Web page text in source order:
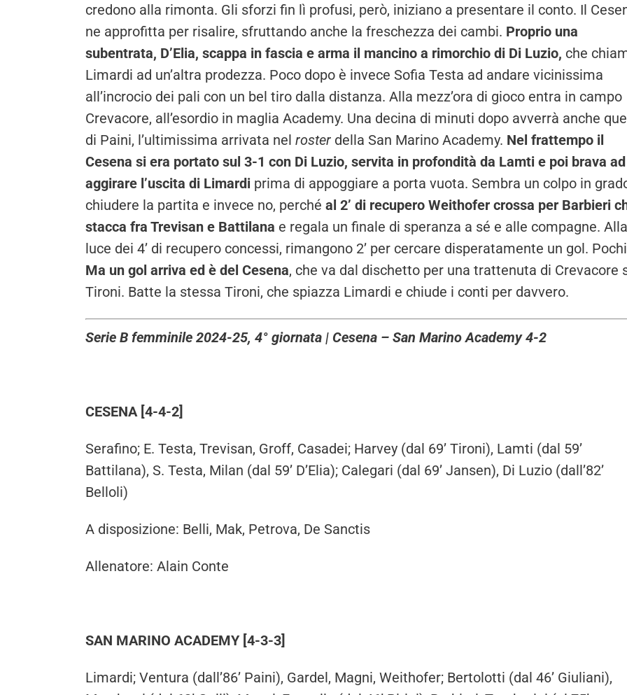
credono alla rimonta. Gli sforzi fin lì profusi, però, iniziano a presentare il conto. Il
ne approfitta per risalire, sfruttando anche la freschezza dei cambi. Proprio una
subentrata, D’Elia, scappa in fascia e arma il mancino a rimorchio di Di Luzio, che
Limardi ad un’altra prodezza. Poco dopo è invece Sofia Testa ad andare vicinissima
all’incrocio dei pali con un bel tiro dalla distanza. Alla mezz’ora di gioco entra in campo
Crevacore, all’esordio in maglia Academy. Una decina di minuti dopo avverrà anche
di Paini, l’ultimissima arrivata nel roster della San Marino Academy. Nel frattempo il
Cesena si era portato sul 3-1 con Di Luzio, servita in profondità da Lamti e poi brava ad
aggirare l’uscita di Limardi prima di appoggiare a porta vuota. Sembra un colpo in
chiudere la partita e invece no, perché al 2’ di recupero Weithofer crossa per Barbieri
stacca fra Trevisan e Battilana e regala un finale di speranza a sé e alle compagne. Alla
luce dei 4’ di recupero concessi, rimangono 2’ per cercare disperatamente un gol.
Ma un gol arriva ed è del Cesena, che va dal dischetto per una trattenuta di Crevacore
Tironi. Batte la stessa Tironi, che spiazza Limardi e chiude i conti per davvero.
Serie B femminile 2024-25, 4° giornata | Cesena – San Marino Academy 4-2
CESENA [4-4-2]
Serafino; E. Testa, Trevisan, Groff, Casadei; Harvey (dal 69’ Tironi), Lamti (dal 59’
Battilana), S. Testa, Milan (dal 59’ D’Elia); Calegari (dal 69’ Jansen), Di Luzio (dall’82’
Belloli)
A disposizione: Belli, Mak, Petrova, De Sanctis
Allenatore: Alain Conte
SAN MARINO ACADEMY [4-3-3]
Limardi; Ventura (dall’86’ Paini), Gardel, Magni, Weithofer; Bertolotti (dal 46’ Giuliani),